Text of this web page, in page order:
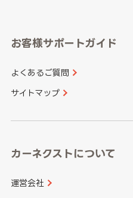
愛知県
和歌山県
山口県
香川県
長崎県
大分県
お客様サポートガイド
よくあるご質問
サイトマップ
カーネクストについて
運営会社